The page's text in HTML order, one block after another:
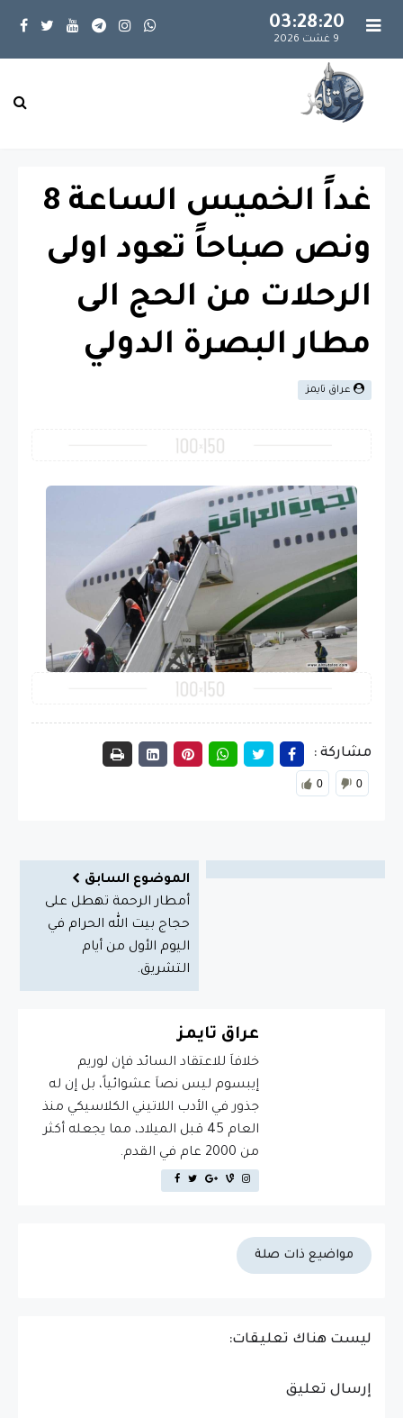
03:28:20
9 غشت 2026
غداً الخميس الساعة 8
ونص صباحاً تعود اولى
الرحلات من الحج الى
مطار البصرة الدولي
عراق تايمز
مشاركة :
0 0
الموضوع السابق
أمطار الرحمة تهطل على
حجاج بيت الله الحرام في
اليوم الأول من أيام
التشريق.
عراق تايمز
خلافاَ للاعتقاد السائد فإن لوريم
إيبسوم ليس نصاَ عشوائياً، بل إن له
جذور في الأدب اللاتيني الكلاسيكي منذ
العام 45 قبل الميلاد، مما يجعله أكثر
من 2000 عام في القدم.
مواضيع ذات صلة
ليست هناك تعليقات:
إرسال تعليق